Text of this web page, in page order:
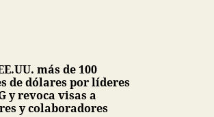
más de 100
de dólares por líderes
y revoca visas a
y colaboradores